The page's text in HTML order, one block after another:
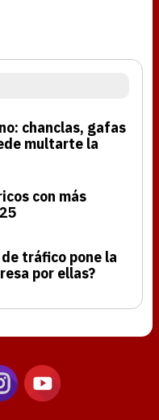
chanclas, gafas
multarte la
con más
tráfico pone la
por ellas?